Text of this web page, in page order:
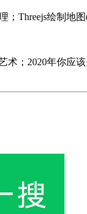
；Threejs绘制
；2020年你应